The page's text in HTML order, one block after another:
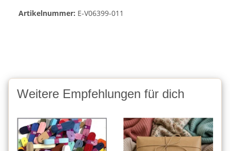
Artikelnummer: E-V06399-011
Weitere Empfehlungen für dich